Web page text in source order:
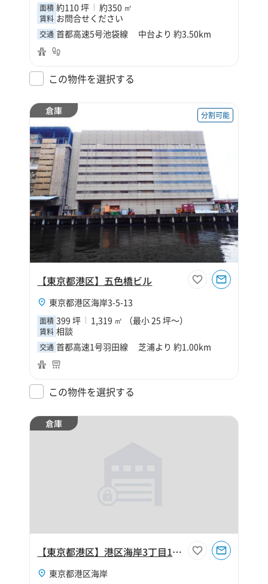
面積 約110 坪 約350 ㎡
賃料 お問合せください
交通 首都高速5号池袋線 中台より 約3.50km
この物件を選択する
倉庫 分割可能
【東京都港区】五色橋ビル
東京都港区海岸3-5-13
面積 399 坪 1,319 ㎡ （最小 25 坪～）
賃料 相談
交通 首都高速1号羽田線 芝浦より 約1.00km
この物件を選択する
倉庫
【東京都港区】港区海岸3丁目110坪倉庫
東京都港区海岸